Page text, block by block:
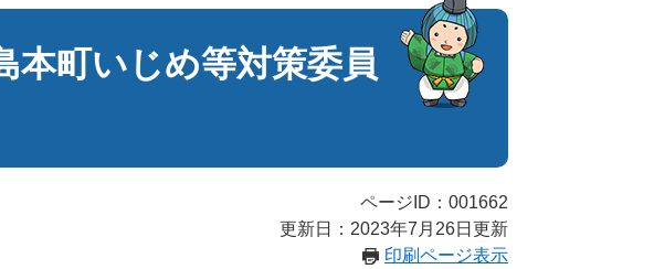
本町いじめ等対策委員
ページID：001662
更新日：2023年7月26日更新
印刷ページ表示